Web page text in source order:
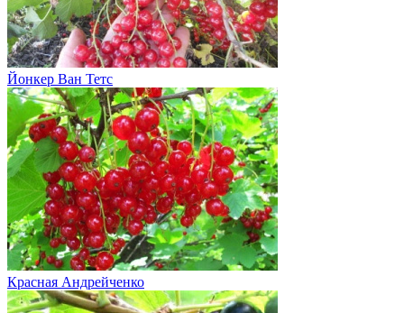
Йонкер Ван Тетс
Красная Андрейченко